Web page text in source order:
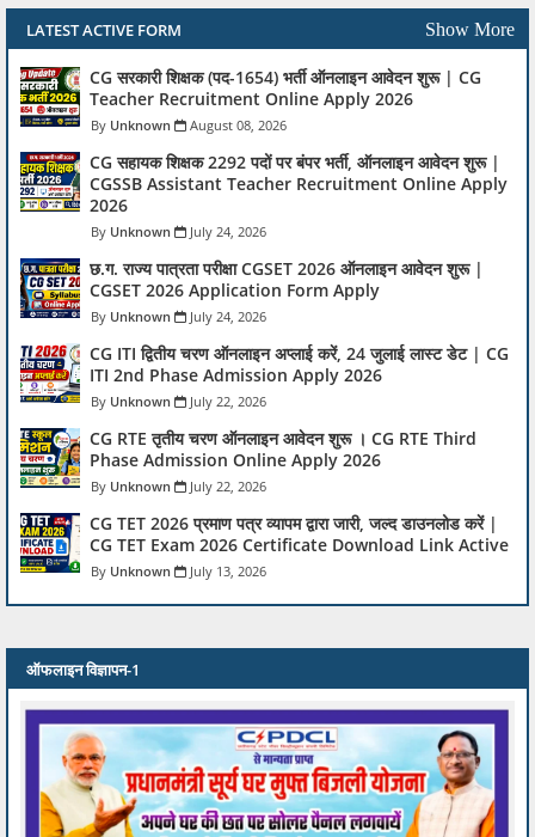
LATEST ACTIVE FORM Show More
CG सरकारी शिक्षक (पद-1654) भर्ती ऑनलाइन आवेदन शुरू | CG
Teacher Recruitment Online Apply 2026
Unknown August 08, 2026
CG सहायक शिक्षक 2292 पदों पर बंपर भर्ती, ऑनलाइन आवेदन शुरू |
CGSSB Assistant Teacher Recruitment Online Apply
2026
Unknown July 24, 2026
छ.ग. राज्य पात्रता परीक्षा CGSET 2026 ऑनलाइन आवेदन शुरू |
CGSET 2026 Application Form Apply
Unknown July 24, 2026
CG ITI द्वितीय चरण ऑनलाइन अप्लाई करें, 24 जुलाई लास्ट डेट | CG
ITI 2nd Phase Admission Apply 2026
Unknown July 22, 2026
CG RTE तृतीय चरण ऑनलाइन आवेदन शुरू । CG RTE Third
Phase Admission Online Apply 2026
Unknown July 22, 2026
CG TET 2026 प्रमाण पत्र व्यापम द्वारा जारी, जल्द डाउनलोड करें |
CG TET Exam 2026 Certificate Download Link Active
Unknown July 13, 2026
ऑफलाइन विज्ञापन-1